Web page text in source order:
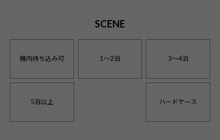
SCENE
機内持ち込み可 1〜2泊 3〜4泊
5泊以上 ハードケース